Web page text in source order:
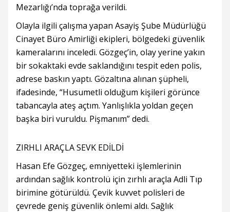
Mezarlığı’nda toprağa verildi.
Olayla ilgili çalışma yapan Asayiş Şube Müdürlüğü
Cinayet Büro Amirliği ekipleri, bölgedeki güvenlik
kameralarını inceledi. Gözgeç’in, olay yerine yakın
bir sokaktaki evde saklandığını tespit eden polis,
adrese baskın yaptı. Gözaltına alınan şüpheli,
ifadesinde, “Husumetli olduğum kişileri görünce
tabancayla ateş açtım. Yanlışlıkla yoldan geçen
başka biri vuruldu. Pişmanım” dedi.
ZIRHLI ARAÇLA SEVK EDİLDİ
Hasan Efe Gözgeç, emniyetteki işlemlerinin
ardından sağlık kontrolü için zırhlı araçla Adli Tıp
birimine götürüldü. Çevik kuvvet polisleri de
çevrede geniş güvenlik önlemi aldı. Sağlık